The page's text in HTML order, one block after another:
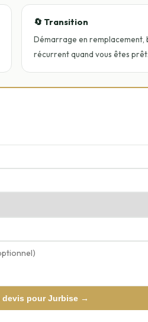
🔄 Transition
Démarrage en remplacement,
récurrent quand vous êtes prêt.
devis pour Jurbise →